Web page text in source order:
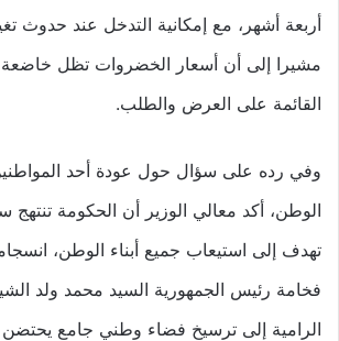
أربعة أشهر، مع إمكانية التدخل عند حدوث
مشيرا إلى أن أسعار الخضروات تظل خاضعة
القائمة على العرض والطلب.
وفي رده على سؤال حول عودة أحد
الوطن، أكد معالي الوزير أن الحكومة تنتهج
تهدف إلى استيعاب جميع أبناء الوطن،
فخامة رئيس الجمهورية السيد محمد ولد
الرامية إلى ترسيخ فضاء وطني جامع يحتضن